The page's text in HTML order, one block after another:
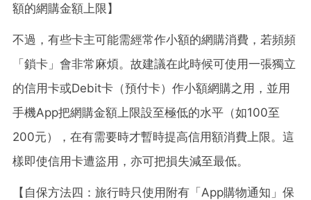
額的網購金額上限】
不過，有些卡主可能需經常作小額的網購消費，若頻頻
「鎖卡」會非常麻煩。故建議在此時候可使用一張獨立
的信用卡或Debit卡（預付卡）作小額網購之用，並用
手機App把網購金額上限設至極低的水平（如100至
200元），在有需要時才暫時提高信用額消費上限。這
樣即使信用卡遭盜用，亦可把損失減至最低。
【自保方法四：旅行時只使用附有「App購物通知」保